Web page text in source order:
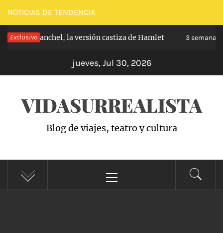
Saltar
al
contenido
NOTICIAS DE TENDENCIA
Exclusivo
de Carabanchel, la versión castiza de Hamlet 3 semanas
jueves, Jul 30, 2026
VIDASURREALISTA
Blog de viajes, teatro y cultura
principal